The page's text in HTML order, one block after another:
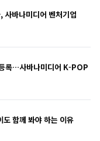
사바나미디어 벤처기업
록…사바나미디어 K-POP
도 함께 봐야 하는 이유